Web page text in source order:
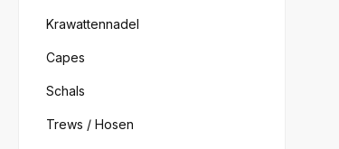
Krawattennadel
Capes
Schals
Trews / Hosen